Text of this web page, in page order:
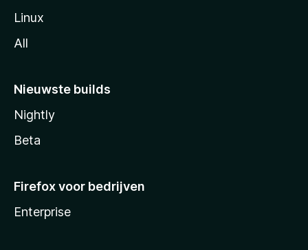
Linux
All
Nieuwste builds
Nightly
Beta
Firefox voor bedrijven
Enterprise